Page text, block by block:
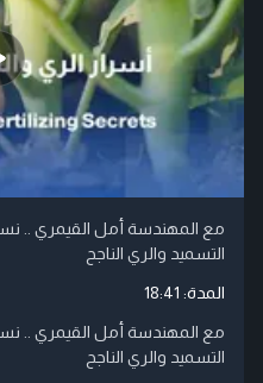
مع المهندسة أمل القيمري ..
التسميد والري الناجح
المدة: 18:41
مع المهندسة أمل القيمري ..
التسميد والري الناجح